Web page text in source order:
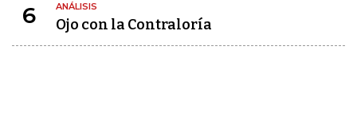
6 ANÁLISIS
Ojo con la Contraloría